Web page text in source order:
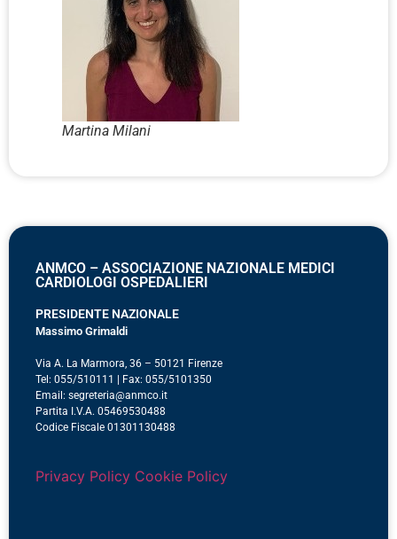
Martina Milani
ANMCO – ASSOCIAZIONE NAZIONALE MEDICI
CARDIOLOGI OSPEDALIERI
PRESIDENTE NAZIONALE
Massimo Grimaldi
Via A. La Marmora, 36 – 50121 Firenze
Tel: 055/510111 | Fax: 055/5101350
Email: segreteria@anmco.it
Partita I.V.A. 05469530488
Codice Fiscale 01301130488
Privacy Policy Cookie Policy